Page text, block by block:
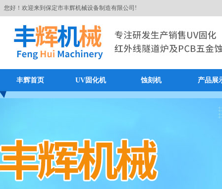
您好！欢迎来到保定市丰辉机械设备制造有限公司!
丰辉首页 UV固化机 蚀刻机 产品展